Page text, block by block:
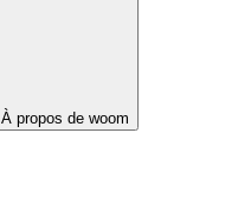
À propos de woom